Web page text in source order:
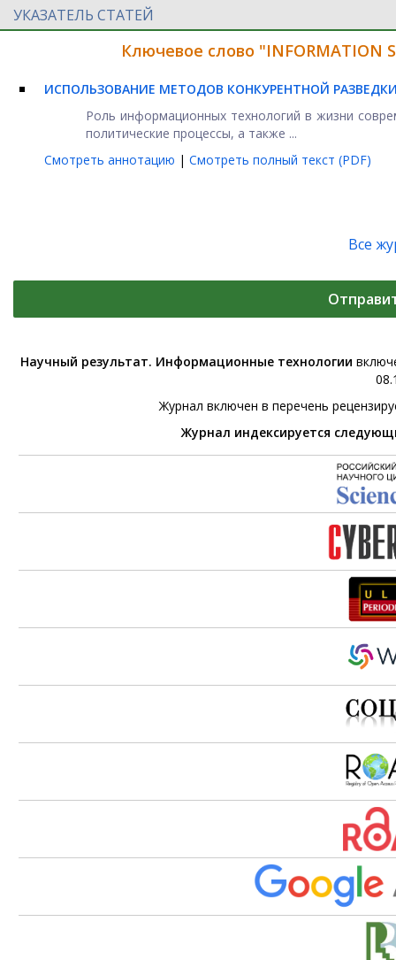
УКАЗАТЕЛЬ СТАТЕЙ
Ключевое слово "INFORMATION
ИСПОЛЬЗОВАНИЕ МЕТОДОВ КОНКУРЕНТНОЙ
Роль информационных технологий в жизни
политические процессы, а также ...
Смотреть аннотацию | Смотреть полный текст (PDF)
Все
Научный результат. Информационные технологии
Журнал включен в перечень
Журнал индексируется